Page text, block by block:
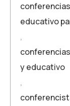
educativo
,
y educativo
,